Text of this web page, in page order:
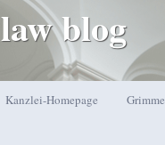
law blog
Zum Inhalt wechseln
Zum sekundären Inhalt
Kanzlei-Homepage